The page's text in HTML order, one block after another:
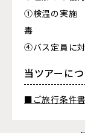
①検温の実施
毒
④バス定員に
当ツアーに
■ご旅行条件